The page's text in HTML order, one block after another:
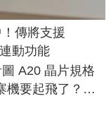
傳將支援
動功能
A20 晶片規格
機要起飛了？專